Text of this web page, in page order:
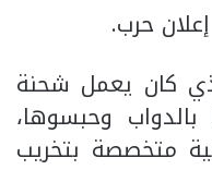
حرب.
كان يعمل شحنة
وحبسوها،
متخصصة بتخريب